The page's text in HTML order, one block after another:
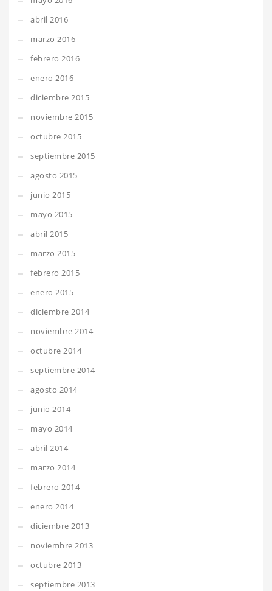
abril 2016
marzo 2016
febrero 2016
enero 2016
diciembre 2015
noviembre 2015
octubre 2015
septiembre 2015
agosto 2015
junio 2015
mayo 2015
abril 2015
marzo 2015
febrero 2015
enero 2015
diciembre 2014
noviembre 2014
octubre 2014
septiembre 2014
agosto 2014
junio 2014
mayo 2014
abril 2014
marzo 2014
febrero 2014
enero 2014
diciembre 2013
noviembre 2013
octubre 2013
septiembre 2013